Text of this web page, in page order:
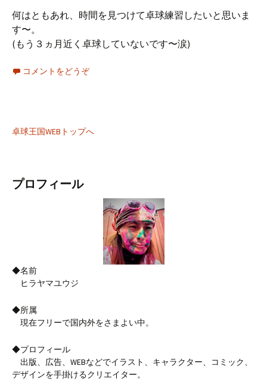
何はともあれ、時間を見つけて卓球練習したいと思いま
す〜。
(もう３ヵ月近く卓球していないです〜涙)
コメントをどうぞ
卓球王国WEBトップへ
プロフィール
◆名前
ヒラヤマユウジ
◆所属
現在フリーで国内外をさまよい中。
◆プロフィール
出版、広告、WEBなどでイラスト、キャラクター、コミック、
デザインを手掛けるクリエイター。